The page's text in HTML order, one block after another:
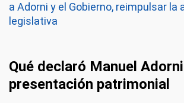
a Adorni y el Gobierno, reimpulsar la
legislativa
Qué declaró Manuel
presentación patrimonial